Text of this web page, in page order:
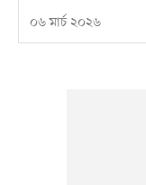
০৬ মার্চ ২০২৬